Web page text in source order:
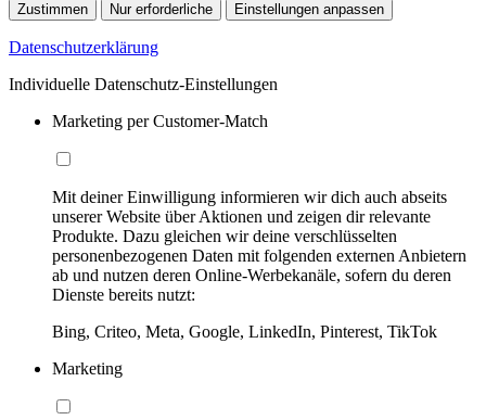
Zustimmen Nur erforderliche Einstellungen anpassen
Datenschutzerklärung
Individuelle Datenschutz-Einstellungen
Marketing per Customer-Match
Mit deiner Einwilligung informieren wir dich auch abseits
unserer Website über Aktionen und zeigen dir relevante
Produkte. Dazu gleichen wir deine verschlüsselten
personenbezogenen Daten mit folgenden externen Anbietern
ab und nutzen deren Online-Werbekanäle, sofern du deren
Dienste bereits nutzt:
Bing, Criteo, Meta, Google, LinkedIn, Pinterest, TikTok
Marketing